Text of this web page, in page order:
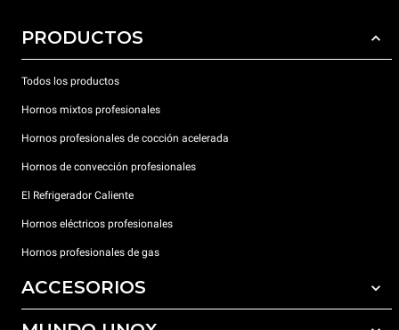
PRODUCTOS
Todos los productos
Hornos mixtos profesionales
Hornos profesionales de cocción acelerada
Hornos de convección profesionales
El Refrigerador Caliente
Hornos eléctricos profesionales
Hornos profesionales de gas
ACCESORIOS